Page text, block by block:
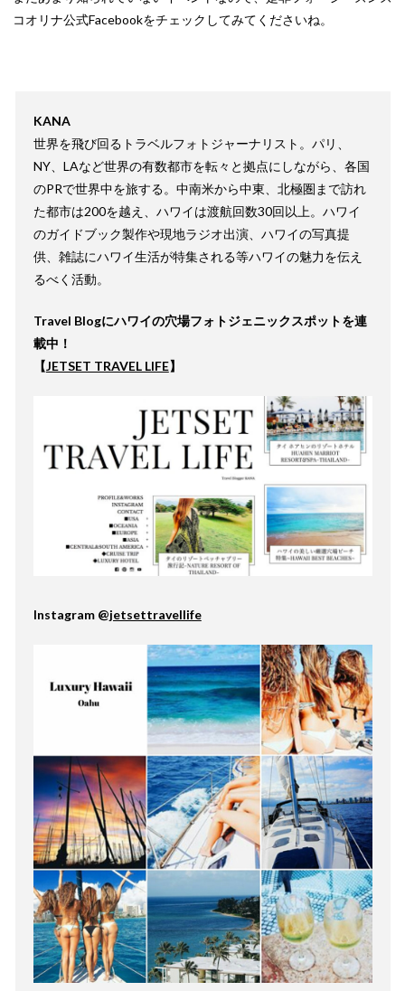
コオリナ公式Facebookをチェックしてみてくださいね。
KANA
世界を飛び回るトラベルフォトジャーナリスト。パリ、
NY、LAなど世界の有数都市を転々と拠点にしながら、各国
のPRで世界中を旅する。 中南米から中東、北極圏まで訪れ
た都市は200を越え、ハワイは渡航回数30回以上。ハワイ
のガイドブック製作や現地ラジオ出演、ハワイの写真提
供、雑誌にハワイ生活が特集される等ハワイの魅力を伝え
るべく活動。
Travel Blogにハワイの穴場フォトジェニックスポットを連
載中！
【JETSET TRAVEL LIFE】
Instagram @jetsettravellife